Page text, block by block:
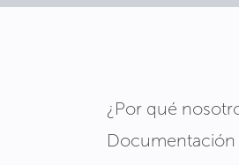
¿Por qué
Documentación